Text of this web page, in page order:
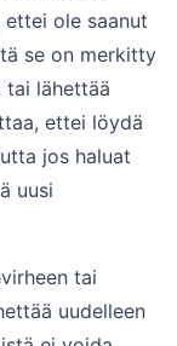
ole saanut
se on merkitty
tai lähettää
ettei löydä
jos haluat
uusi
tai
uudelleen